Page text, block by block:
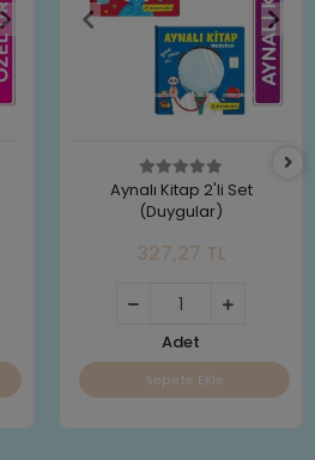
Aynalı Kitap 2'li Set
(Duygular)
327,27 TL
Adet
Sepete Ekle